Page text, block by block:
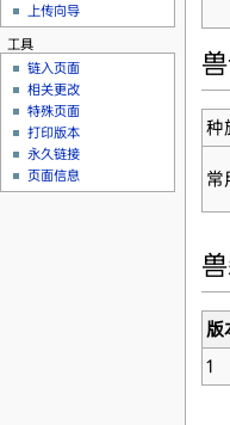
种
常
版
1
上传向导
工具
链入页面
相关更改
特殊页面
打印版本
永久链接
页面信息